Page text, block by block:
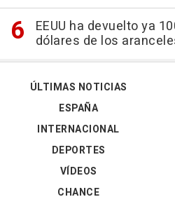
EEUU ha devuelto ya
dólares de los
ÚLTIMAS NOTICIAS
ESPAÑA
INTERNACIONAL
DEPORTES
VÍDEOS
CHANCE